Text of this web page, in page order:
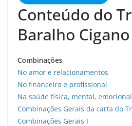
Conteúdo do
Baralho Cigano
Combinações
No amor e relacionamentos
No financeiro e profissional
Na saúde física, mental,
Combinações Gerais da carta do
Combinações Gerais I